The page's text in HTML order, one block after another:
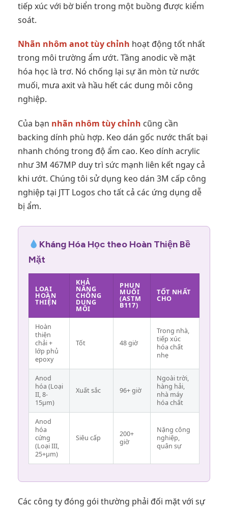
tiếp xúc với bờ biển trong một buồng được kiểm
soát.
Nhãn nhôm anot tùy chỉnh hoạt động tốt nhất
trong môi trường ẩm ướt. Tầng anodic về mặt
hóa học là trơ. Nó chống lại sự ăn mòn từ nước
muối, mưa axit và hầu hết các dung môi công
nghiệp.
Của bạn nhãn nhôm tùy chỉnh cũng cần
backing dính phù hợp. Keo dán gốc nước thất bại
nhanh chóng trong độ ẩm cao. Keo dính acrylic
như 3M 467MP duy trì sức mạnh liên kết ngay cả
khi ướt. Chúng tôi sử dụng keo dán 3M cấp công
nghiệp tại JTT Logos cho tất cả các ứng dụng dễ
bị ẩm.
Kháng Hóa Học theo Hoàn Thiện Bề
Mặt
LOẠI
HOÀN
THIỆN
KHẢ
NĂNG
CHỐNG
DUNG
MÔI
PHUN
MUỐI
(ASTM
B117)
TỐT NHẤT
CHO
Hoàn
thiện
chải +
lớp phủ
epoxy
Tốt 48 giờ
Trong nhà,
tiếp xúc
hóa chất
nhẹ
Anod
hóa (Loại
II, 8-
15µm)
Xuất sắc 96+ giờ
Ngoài trời,
hàng hải,
nhà máy
hóa chất
Anod
hóa
cứng
(Loại III,
25+µm)
Siêu cấp
200+
giờ
Nặng công
nghiệp,
quân sự
Các công ty đóng gói thường phải đối mặt với sự